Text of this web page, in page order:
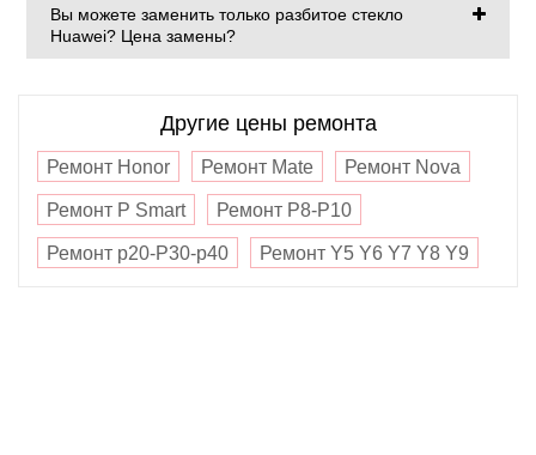
Вы можете заменить только разбитое стекло
Huawei? Цена замены?
Другие цены ремонта
Ремонт Honor Ремонт Mate Ремонт Nova
Ремонт P Smart Ремонт P8-P10
Ремонт p20-P30-p40 Ремонт Y5 Y6 Y7 Y8 Y9